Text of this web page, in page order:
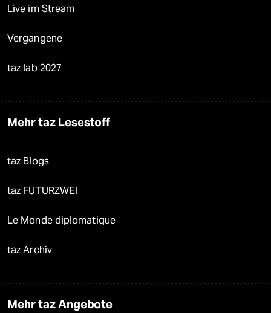
Live im Stream
Vergangene
taz lab 2027
Mehr taz Lesestoff
taz Blogs
taz FUTURZWEI
Le Monde diplomatique
taz Archiv
Mehr taz Angebote